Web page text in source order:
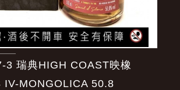
3 瑞典HIGH COAST映橡
IV-MONGOLICA 50.8